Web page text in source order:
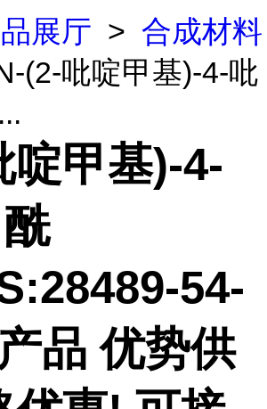
展厅 > 合成材料
(2-吡啶甲基)-4-吡
啶甲基)-4-
54-
品 优势供